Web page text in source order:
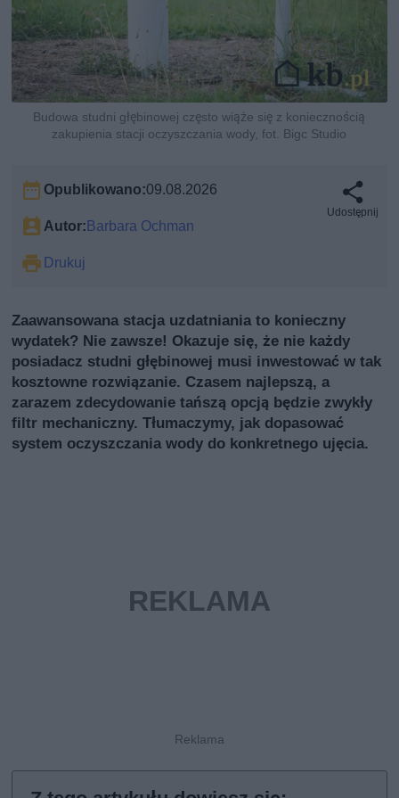
Budowa studni głębinowej często wiąże się z koniecznością
zakupienia stacji oczyszczania wody, fot. Bigc Studio
Opublikowano:09.08.2026
Autor: Barbara Ochman
Drukuj
Udostępnij
Zaawansowana stacja uzdatniania to konieczny
wydatek? Nie zawsze! Okazuje się, że nie każdy
posiadacz studni głębinowej musi inwestować w tak
kosztowne rozwiązanie. Czasem najlepszą, a
zarazem zdecydowanie tańszą opcją będzie zwykły
filtr mechaniczny. Tłumaczymy, jak dopasować
system oczyszczania wody do konkretnego ujęcia.